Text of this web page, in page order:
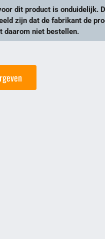
dit product is onduidelijk.
zijn dat de fabrikant de
daarom niet bestellen.